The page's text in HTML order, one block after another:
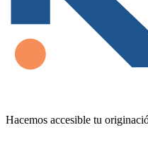
Hacemos accesible tu